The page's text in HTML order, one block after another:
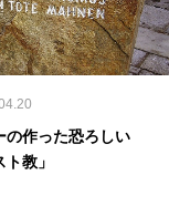
の作った恐ろしい
ト教」